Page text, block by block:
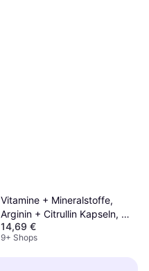
Vitamine + Mineralstoffe,
Arginin + Citrullin Kapseln, 60
St.
14,69 €
9+ Shops